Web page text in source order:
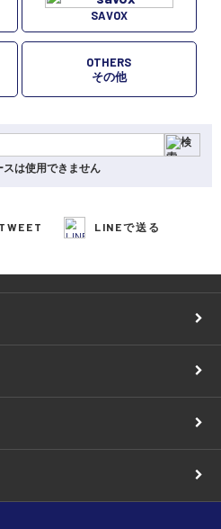
SAVOX
OTHERS
その他
は使用できません
TWEET LINEで送る